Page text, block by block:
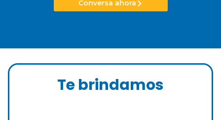
Conversa ahora
Te brindamos